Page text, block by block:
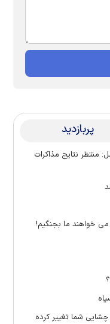
پربازدید
منتظر نتایج مذاکرات
خواهند ما بجنگیم!
شما تغییر کرده